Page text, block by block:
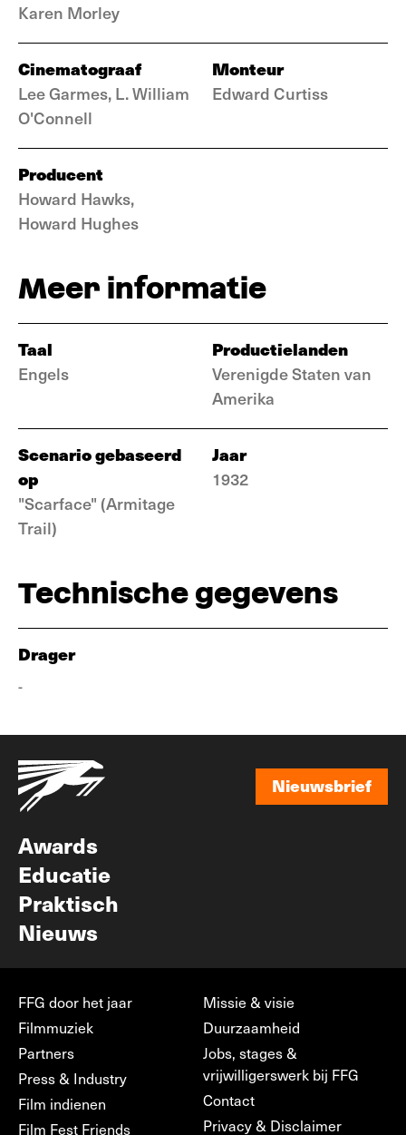
Karen Morley
Cinematograaf
Lee Garmes, L. William
O'Connell
Monteur
Edward Curtiss
Producent
Howard Hawks,
Howard Hughes
Meer informatie
Taal
Engels
Productielanden
Verenigde Staten van
Amerika
Scenario gebaseerd
op
"Scarface" (Armitage
Trail)
Jaar
1932
Technische gegevens
Drager
-
Nieuwsbrief
Awards
Educatie
Praktisch
Nieuws
FFG door het jaar
Filmmuziek
Partners
Press & Industry
Film indienen
Film Fest Friends
Missie & visie
Duurzaamheid
Jobs, stages &
vrijwilligerswerk bij FFG
Contact
Privacy & Disclaimer